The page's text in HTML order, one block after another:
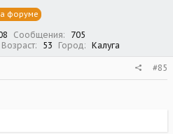
форуме
Сообщения
705
Возраст 53 Город Калуга
#85